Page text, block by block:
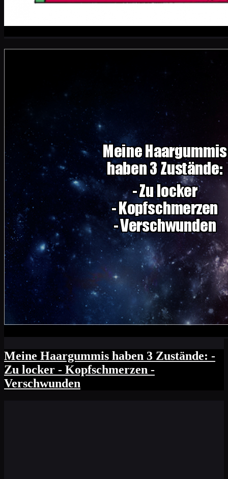
Meine Haargummis haben 3 Zustände: -
Zu locker - Kopfschmerzen -
Verschwunden